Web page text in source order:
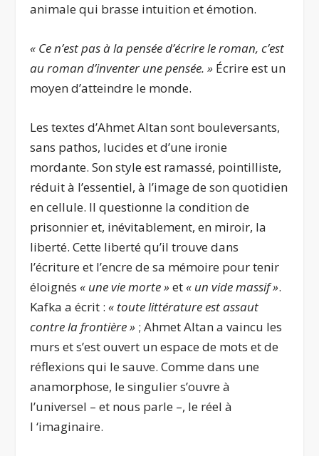
animale qui brasse intuition et émotion.
« Ce n’est pas à la pensée d’écrire le roman, c’est
au roman d’inventer une pensée. » Écrire est un
moyen d’atteindre le monde.
Les textes d’Ahmet Altan sont bouleversants,
sans pathos, lucides et d’une ironie
mordante. Son style est ramassé, pointilliste,
réduit à l’essentiel, à l’image de son quotidien
en cellule. Il questionne la condition de
prisonnier et, inévitablement, en miroir, la
liberté. Cette liberté qu’il trouve dans
l’écriture et l’encre de sa mémoire pour tenir
éloignés« une vie morte »et« un vide massif ».
Kafka a écrit :« toute littérature est assaut
contre la frontière » ; Ahmet Altan a vaincu les
murs et s’est ouvert un espace de mots et de
réflexions qui le sauve. Comme dans une
anamorphose, le singulier s’ouvre à
l’universel – et nous parle –, le réel à
l ‘imaginaire.